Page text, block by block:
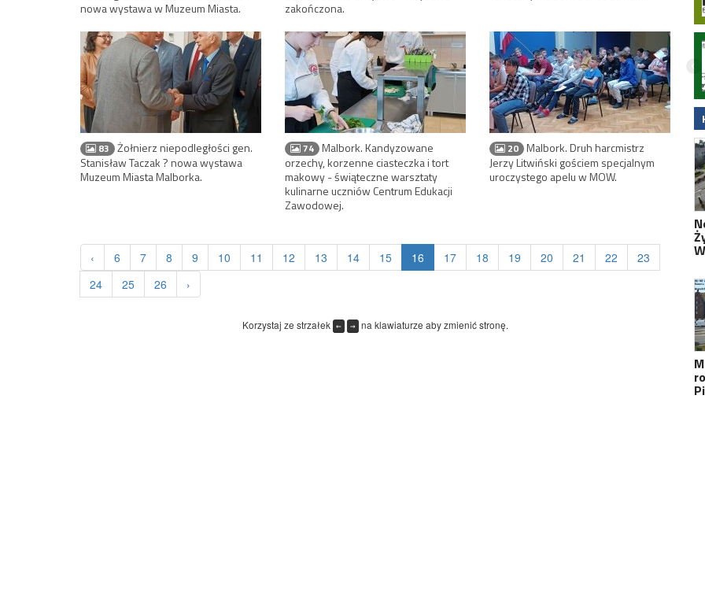
nowa wystawa w Muzeum Miasta.
zakończona.
83 Żołnierz niepodległości gen.
Stanisław Taczak ? nowa wystawa
Muzeum Miasta Malborka.
74 Malbork. Kandyzowane
orzechy, korzenne ciasteczka i tort
makowy - świąteczne warsztaty
kulinarne uczniów Centrum Edukacji
Zawodowej.
20 Malbork. Druh harcmistrz
Jerzy Litwiński gościem specjalnym
uroczystego apelu w MOW.
‹ 6 7 8 9 10 11 12 13 14 15 16 17 18 19 20 21 22
23
24
25 26 ›
Korzystaj ze strzałek ← → na klawiaturze aby zmienić stronę.
Nocny wypadek na hulajnodze
elektrycznej w Malborku. 15-latek
zabrany do szpitala śmigłowcem LPR.
Wideo
ARIPARK Malbork otworzy się 30 lipca.
Nowy park handlowy przy DK22 z szeroką
ofertą dla mieszkańców